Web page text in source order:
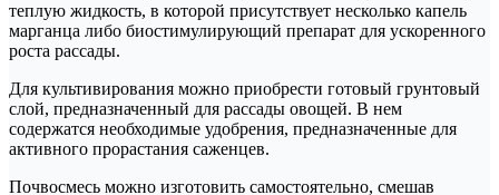
теплую жидкость, в которой присутствует несколько капель
марганца либо биостимулирующий препарат для ускоренного
роста рассады.
Для культивирования можно приобрести готовый грунтовый
слой, предназначенный для рассады овощей. В нем
содержатся необходимые удобрения, предназначенные для
активного прорастания саженцев.
Почвосмесь можно изготовить самостоятельно, смешав